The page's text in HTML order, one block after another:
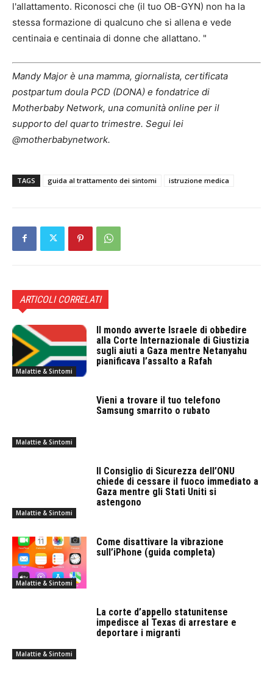
l'allattamento. Riconosci che (il tuo OB-GYN) non ha la
stessa formazione di qualcuno che si allena e vede
centinaia e centinaia di donne che allattano. "
Mandy Major è una mamma, giornalista, certificata
postpartum doula PCD (DONA) e fondatrice di
Motherbaby Network, una comunità online per il
supporto del quarto trimestre. Segui lei
@motherbabynetwork.
TAGS guida al trattamento dei sintomi istruzione medica
ARTICOLI CORRELATI
Malattie & Sintomi
Il mondo avverte Israele di obbedire
alla Corte Internazionale di Giustizia
sugli aiuti a Gaza mentre Netanyahu
pianificava l’assalto a Rafah
Malattie & Sintomi
Vieni a trovare il tuo telefono
Samsung smarrito o rubato
Malattie & Sintomi
Il Consiglio di Sicurezza dell’ONU
chiede di cessare il fuoco immediato a
Gaza mentre gli Stati Uniti si
astengono
Malattie & Sintomi
Come disattivare la vibrazione
sull’iPhone (guida completa)
Malattie & Sintomi
La corte d’appello statunitense
impedisce al Texas di arrestare e
deportare i migranti